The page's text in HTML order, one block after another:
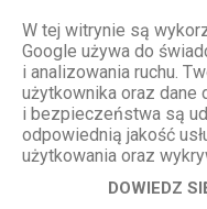
Odpowiedz
Anna Ka
się poczuć
W tej witrynie są
Google używa do
i analizowania ruchu.
użytkownika oraz dane
i bezpieczeństwa są
odpowiednią jakość
użytkowania oraz
DOWIEDZ